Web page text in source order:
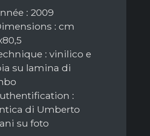
: 2009
: cm
: vinilico e
su lamina di
:
di Umberto
su foto